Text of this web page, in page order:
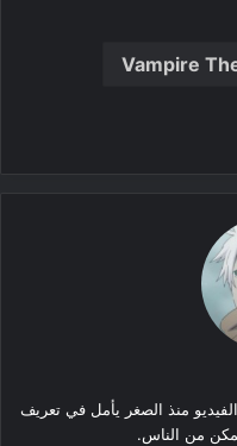
Vampire
منذ الصغر يأمل في تعريف
ممكن من الناس.